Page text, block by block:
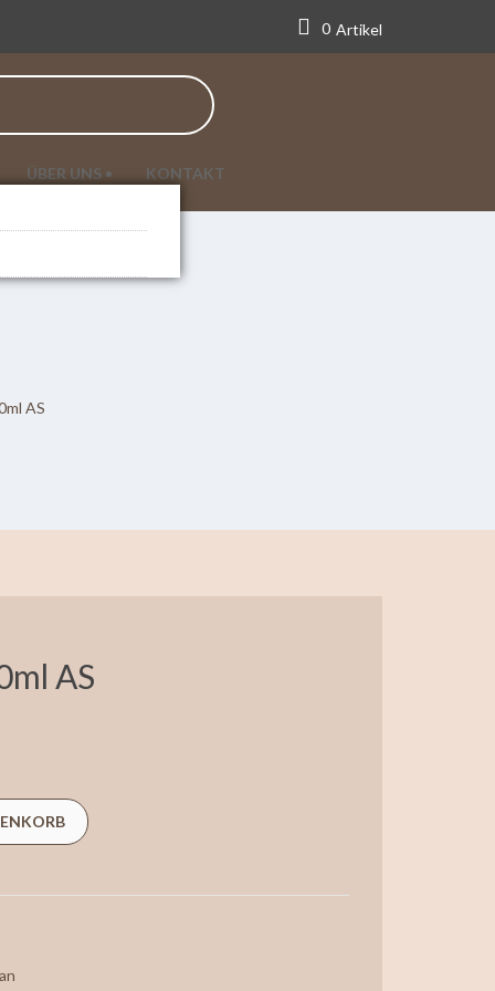
0 Artikel
ÜBER UNS KONTAKT
AS
AS